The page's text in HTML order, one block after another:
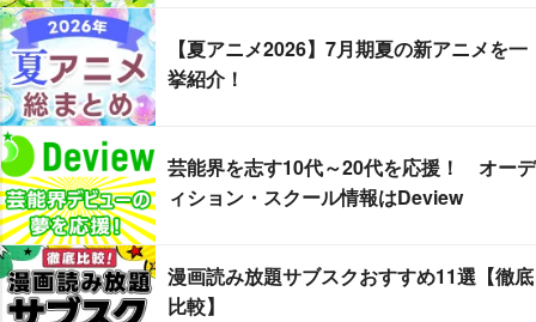
【夏アニメ2026】7月期夏の新アニメを一
挙紹介！
芸能界を志す10代～20代を応援！ オーデ
ィション・スクール情報はDeview
漫画読み放題サブスクおすすめ11選【徹底
比較】